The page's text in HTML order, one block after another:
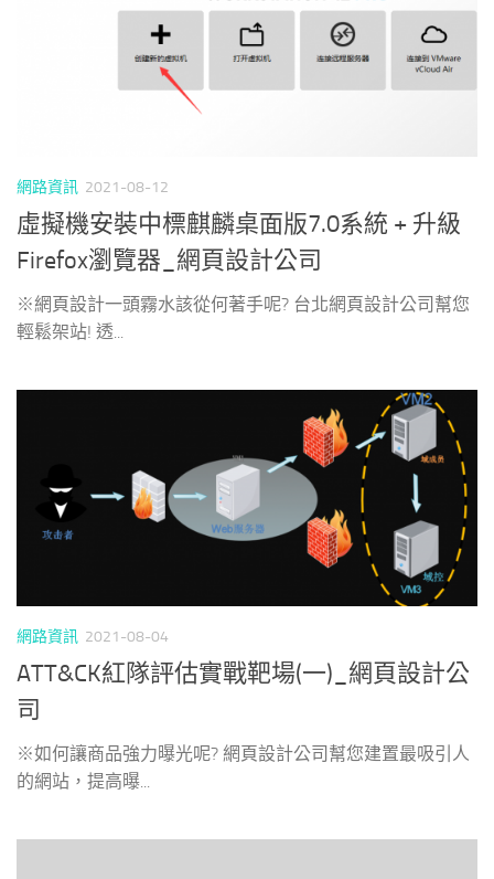
網路資訊 2021-08-12
虛擬機安裝中標麒麟桌面版7.0系統 + 升級
Firefox瀏覽器_網頁設計公司
※網頁設計一頭霧水該從何著手呢? 台北網頁設計公司幫您
輕鬆架站! 透...
網路資訊 2021-08-04
ATT&CK紅隊評估實戰靶場(一)_網頁設計公
司
※如何讓商品強力曝光呢? 網頁設計公司幫您建置最吸引人
的網站，提高曝...